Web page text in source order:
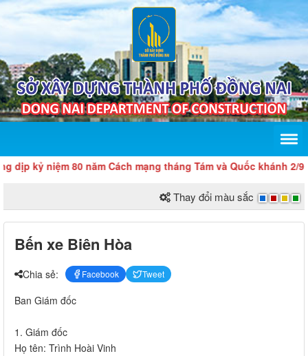
dịp kỷ niệm 80 năm Cách mạng tháng Tám và Quốc khánh 2/9
Thay đổi màu sắc
Bến xe Biên Hòa
Chia sẻ: Facebook Tweet
Ban Giám đốc
1. Giám đốc
Họ tên: Trình Hoài Vinh